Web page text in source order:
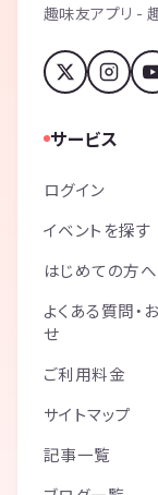
趣味友アプリ -
サービス
ログイン
イベントを探す
はじめての方へ
よくある質問・
せ
ご利用料金
サイトマップ
記事一覧